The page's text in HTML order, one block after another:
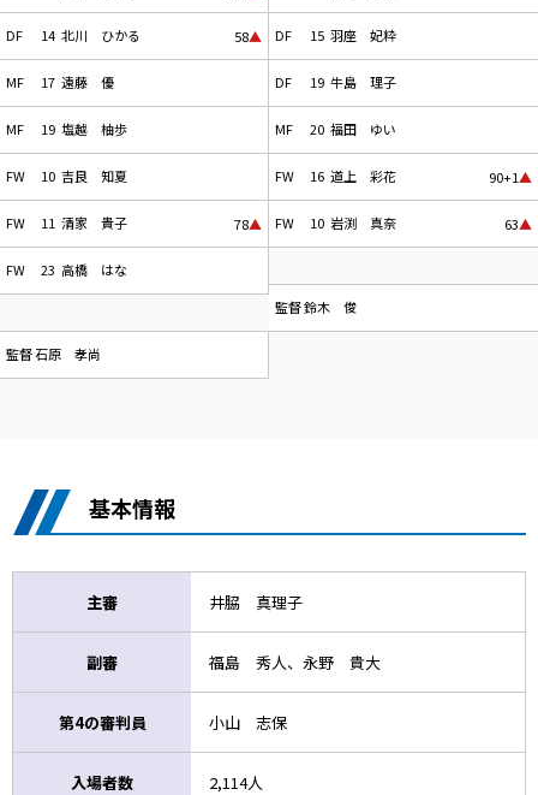
DF 14 北川 ひかる 58▲
MF 17 遠藤 優
MF 19 塩越 柚歩
FW 10 吉良 知夏
FW 11 清家 貴子 78▲
FW 23 高橋 はな
監督石原 孝尚
DF 15 羽座 妃粋
DF 19 牛島 理子
MF 20 福田 ゆい
FW 16 道上 彩花 90+1▲
FW 10 岩渕 真奈 63▲
監督鈴木 俊
基本情報
主審 井脇 真理子
副審 福島 秀人、永野 貴大
第4の審判員 小山 志保
入場者数 2,114人